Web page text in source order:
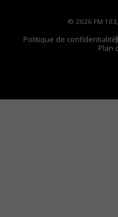
© 2026 FM
Politique de confidentialité
Plan